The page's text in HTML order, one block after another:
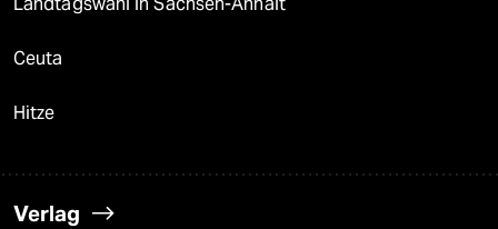
Landtagswahl in Sachsen-Anhalt
Ceuta
Hitze
Verlag